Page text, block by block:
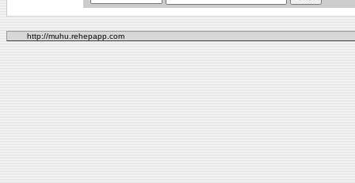
http://muhu.rehepapp.com